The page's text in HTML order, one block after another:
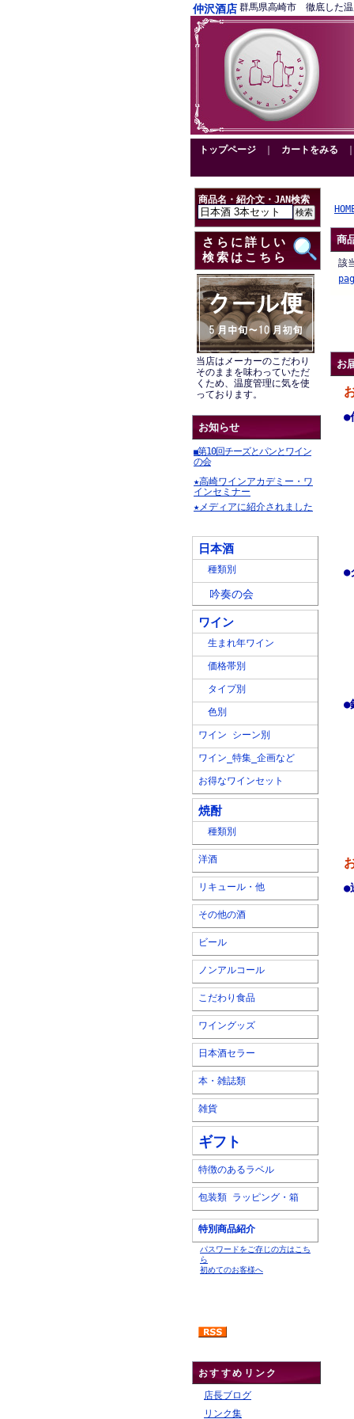
仲沢酒店 群馬県高崎市 徹底した
トップページ カートをみる
商品名・紹介文・JAN検索
さらに詳しい
検索はこちら
当店はメーカーのこだわり
そのままを味わっていただ
くため、温度管理に気を使
っております。
お知らせ
■第10回チーズとパンとワイン
の会
★高崎ワインアカデミー・ワ
インセミナー
★メディアに紹介されました
日本酒
種類別
吟奏の会
ワイン
生まれ年ワイン
価格帯別
タイプ別
色別
ワイン シーン別
ワイン_特集_企画など
お得なワインセット
焼酎
種類別
洋酒
リキュール・他
その他の酒
ビール
ノンアルコール
こだわり食品
ワイングッズ
日本酒セラー
本・雑誌類
雑貨
ギフト
特徴のあるラベル
包装類 ラッピング・箱
特別商品紹介
パスワードをご存じの方はこち
ら
初めてのお客様へ
おすすめリンク
店長ブログ
リンク集
商
該
お
●
●
●
●